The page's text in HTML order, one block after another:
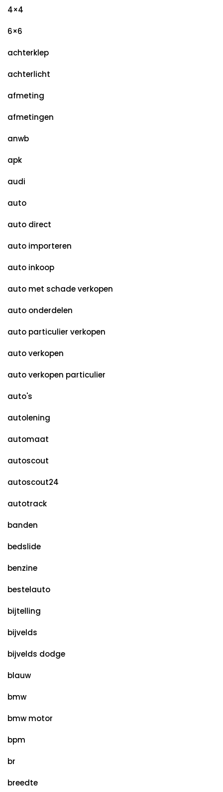
4×4
6×6
achterklep
achterlicht
afmeting
afmetingen
anwb
apk
audi
auto
auto direct
auto importeren
auto inkoop
auto met schade verkopen
auto onderdelen
auto particulier verkopen
auto verkopen
auto verkopen particulier
auto's
autolening
automaat
autoscout
autoscout24
autotrack
banden
bedslide
benzine
bestelauto
bijtelling
bijvelds
bijvelds dodge
blauw
bmw
bmw motor
bpm
br
breedte